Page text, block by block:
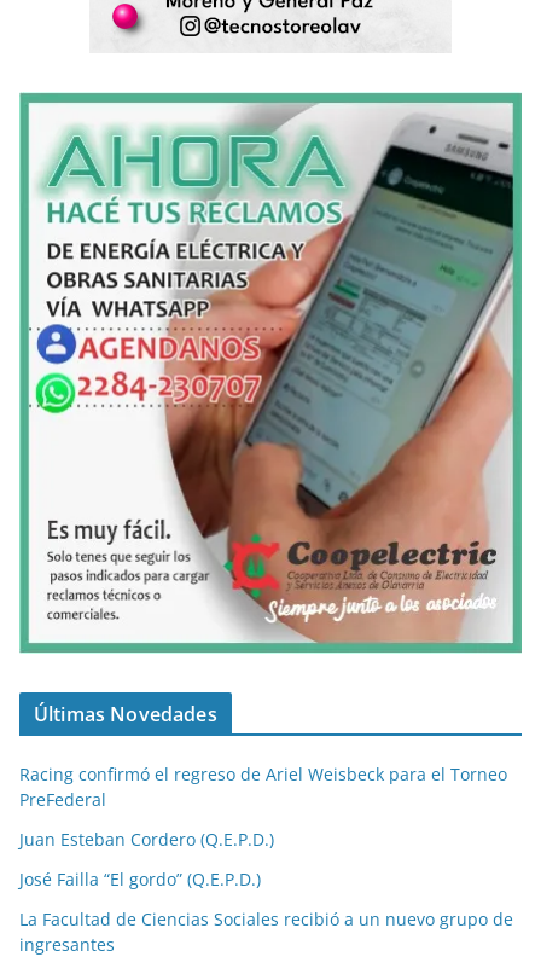
Últimas Novedades
Racing confirmó el regreso de Ariel Weisbeck para el Torneo
PreFederal
Juan Esteban Cordero (Q.E.P.D.)
José Failla “El gordo” (Q.E.P.D.)
La Facultad de Ciencias Sociales recibió a un nuevo grupo de
ingresantes